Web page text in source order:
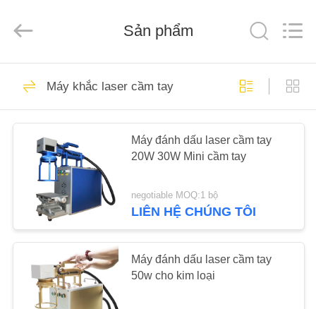
TRANG
CHỦ
CÁC
SẢN
PHẨM
VỀ
CHÚNG
TÔI
Enterprise
Management
Máy đánh dấu sợi
laser
Máy khắc laser UV
7
Sản phẩm
Máy khắc laser cầm tay
Máy đánh dấu laser cầm tay
20W 30W Mini cầm tay
negotiable MOQ:1 bộ
LIÊN HỆ CHÚNG TÔI
Máy đánh dấu laser cầm tay
50w cho kim loại